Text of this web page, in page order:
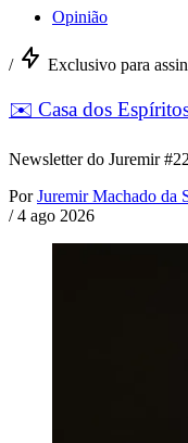
Opinião
/ Exclusivo para
✉️ Casa dos
Newsletter do Juremir
Por Juremir Machado da
/ 4 ago 2026